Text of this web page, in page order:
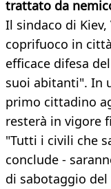
trattato da
Il sindaco di
coprifuoco in
efficace difesa
suoi abitanti". In
primo cittadino
resterà in vigore
"Tutti i civili che
conclude -
di sabotaggio del